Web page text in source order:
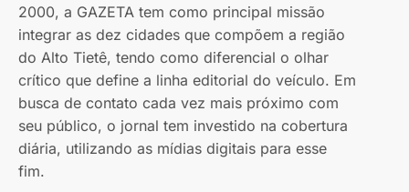
2000, a GAZETA tem como principal missão
integrar as dez cidades que compõem a região
do Alto Tietê, tendo como diferencial o olhar
crítico que define a linha editorial do veículo. Em
busca de contato cada vez mais próximo com
seu público, o jornal tem investido na cobertura
diária, utilizando as mídias digitais para esse
fim.